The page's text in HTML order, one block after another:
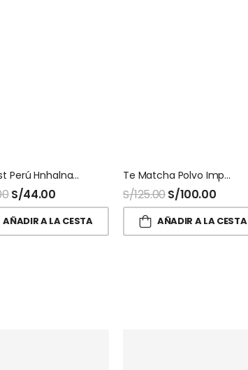
Bioprost Perú Hnhalnatur 100 Capsulas
S/44.00
AÑADIR A LA CESTA
Te Matcha Polvo Importado Halnatur Doypack
S/125.00S/100.00
AÑADIR A LA CESTA